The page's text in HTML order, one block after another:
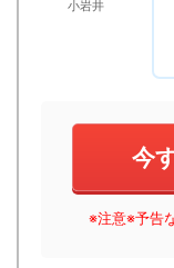
小岩井
今
※注意※予告